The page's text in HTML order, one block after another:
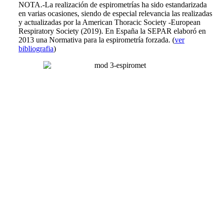
NOTA.-La realización de espirometrías ha sido estandarizada
en varias ocasiones, siendo de especial relevancia las realizadas
y actualizadas por la American Thoracic Society -European
Respiratory Society (2019). En España la SEPAR elaboró en
2013 una Normativa para la espirometría forzada. (ver
bibliografia)